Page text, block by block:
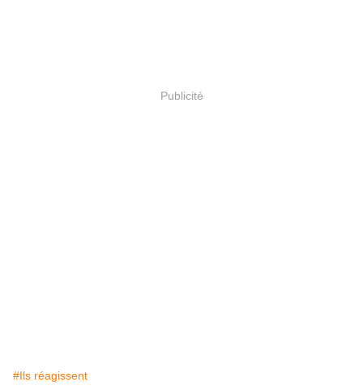
Publicité
#Ils réagissent